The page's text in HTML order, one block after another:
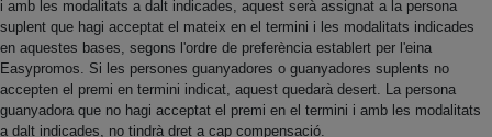
i amb les modalitats a dalt indicades, aquest serà assignat a la persona
suplent que hagi acceptat el mateix en el termini i les modalitats indicades
en aquestes bases, segons l'ordre de preferència establert per l'eina
Easypromos. Si les persones guanyadores o guanyadores suplents no
accepten el premi en termini indicat, aquest quedarà desert. La persona
guanyadora que no hagi acceptat el premi en el termini i amb les modalitats
a dalt indicades, no tindrà dret a cap compensació.